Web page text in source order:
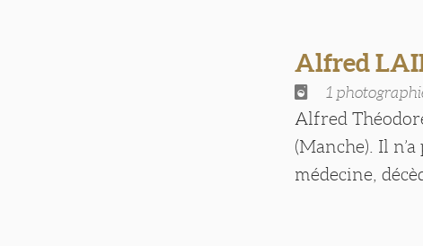
Alfred
1
Alfred
(Manche). Il
médecine,